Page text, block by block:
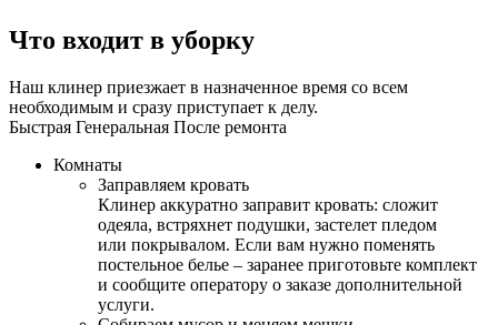
Что входит в уборку
Наш клинер приезжает в назначенное время со всем
необходимым и сразу приступает к делу.
Быстрая Генеральная После ремонта
Комнаты
Заправляем кровать
Клинер аккуратно заправит кровать: сложит
одеяла, встряхнет подушки, застелет пледом
или покрывалом. Если вам нужно поменять
постельное белье – заранее приготовьте комплект
и сообщите оператору о заказе дополнительной
услуги.